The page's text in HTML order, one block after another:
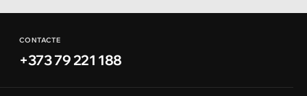
CONTACTE
+373 79 221 188